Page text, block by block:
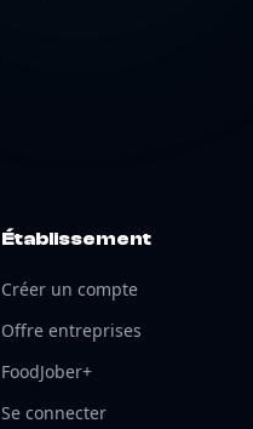
Établissement
Créer un compte
Offre entreprises
FoodJober+
Se connecter